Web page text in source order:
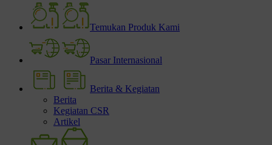
Temukan Produk Kami
Pasar Internasional
Berita & Kegiatan
Berita
Kegiatan CSR
Artikel